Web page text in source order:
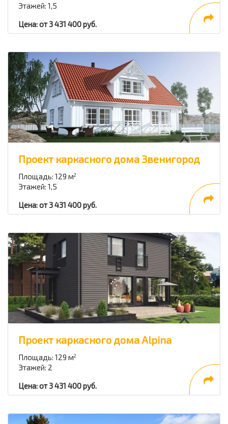
Этажей: 1,5
Цена: от 3 431 400 руб.
Проект каркасного дома Звенигород
Площадь: 129 м2
Этажей: 1,5
Цена: от 3 431 400 руб.
Проект каркасного дома Alpina
Площадь: 129 м2
Этажей: 2
Цена: от 3 431 400 руб.